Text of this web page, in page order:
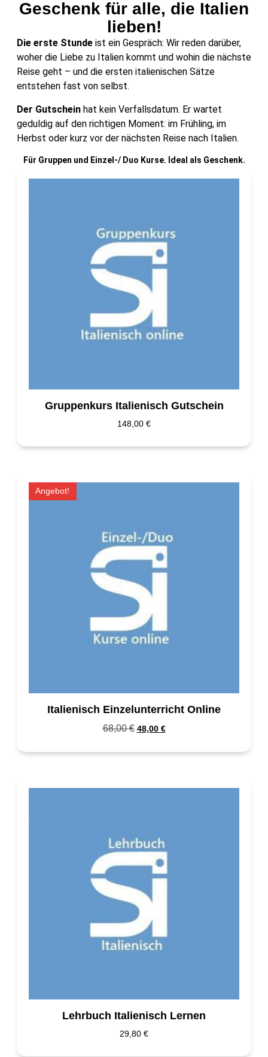
Geschenk für alle, die Italien
lieben!
Die erste Stundeist ein Gespräch: Wir reden darüber,
woher die Liebe zu Italien kommt und wohin die nächste
Reise geht – und die ersten italienischen Sätze
entstehen fast von selbst.
Der Gutscheinhat kein Verfallsdatum. Er wartet
geduldig auf den richtigen Moment: im Frühling, im
Herbst oder kurz vor der nächsten Reise nach Italien.
Für Gruppen und Einzel-/ Duo Kurse. Ideal als Geschenk.
Gruppenkurs Italienisch Gutschein
148,00 €
Angebot!
Italienisch Einzelunterricht Online
68,00€ 48,00 €
Lehrbuch Italienisch Lernen
29,80 €